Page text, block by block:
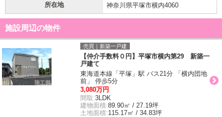
所在地 神奈川県平塚市横内4060
施設周辺の物件
売買｜新築一戸建
【仲介手数料０円】平塚市横内第29 新築一
戸建て
東海道本線「平塚」駅 バス21分 「横内団地
前」 停歩5分
3,080万円
間取:3LDK
建物面積:89.90㎡ / 27.19坪
土地面積:115.17㎡ / 34.83坪